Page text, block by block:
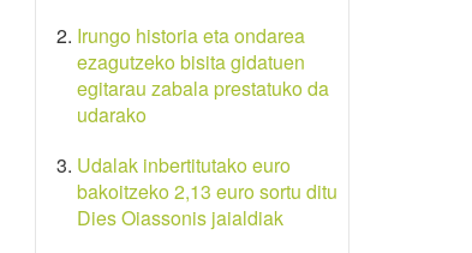
Irungo historia eta ondarea
ezagutzeko bisita gidatuen
egitarau zabala prestatuko da
udarako
Udalak inbertitutako euro
bakoitzeko 2,13 euro sortu ditu
Dies Oiassonis jaialdiak